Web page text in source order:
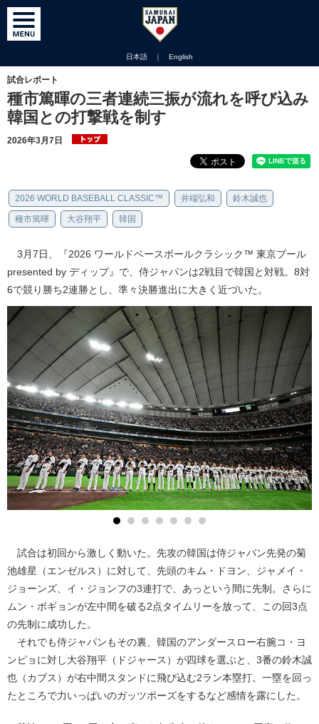
日本語 ｜ English
試合レポート
種市篤暉の三者連続三振が流れを呼び込み
韓国との打撃戦を制す
2026年3月7日
2026 WORLD BASEBALL CLASSIC™ 井端弘和 鈴木誠也
種市篤暉 大谷翔平 韓国
3月7日、『2026 ワールドベースボールクラシック™ 東京プール
presented by ディップ』で、侍ジャパンは2戦目で韓国と対戦。8対
6で競り勝ち2連勝とし、準々決勝進出に大きく近づいた。
試合は初回から激しく動いた。先攻の韓国は侍ジャパン先発の菊
池雄星（エンゼルス）に対して、先頭のキム・ドヨン、ジャメイ・
ジョーンズ、イ・ジョンフの3連打で、あっという間に先制。さらに
ムン・ボギョンが左中間を破る2点タイムリーを放って、この回3点
の先制に成功した。
それでも侍ジャパンもその裏、韓国のアンダースロー右腕コ・ヨ
ンピョに対し大谷翔平（ドジャース）が四球を選ぶと、3番の鈴木誠
也（カブス）が右中間スタンドに飛び込む2ラン本塁打。一塁を回っ
たところで力いっぱいのガッツポーズをするなど感情を露にした。